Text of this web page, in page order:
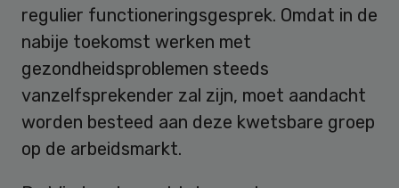
regulier functioneringsgesprek. Omdat in de
nabije toekomst werken met
gezondheidsproblemen steeds
vanzelfsprekender zal zijn, moet aandacht
worden besteed aan deze kwetsbare groep
op de arbeidsmarkt.